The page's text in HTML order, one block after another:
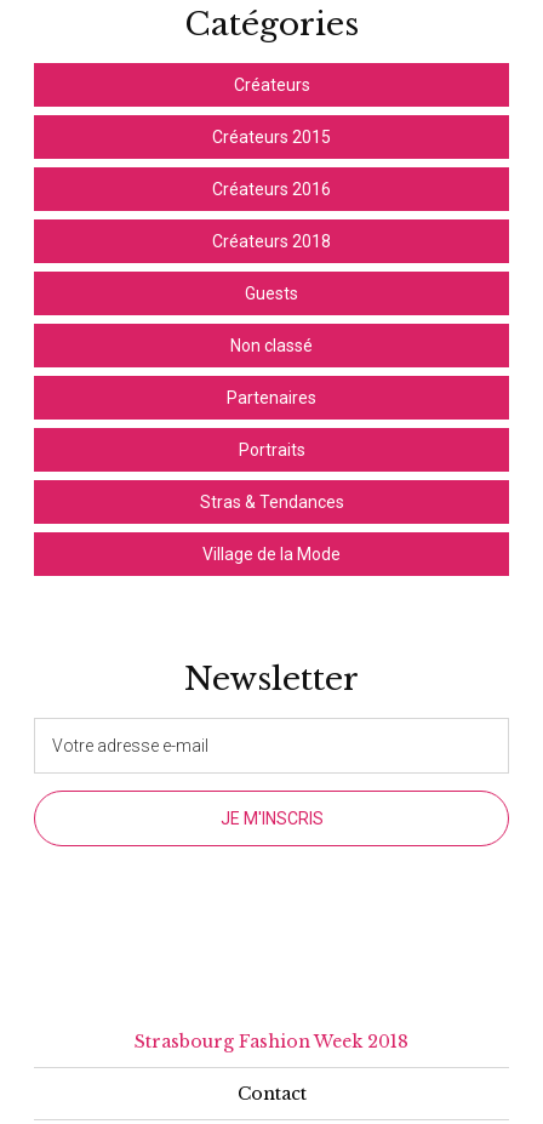
Catégories
Créateurs
Créateurs 2015
Créateurs 2016
Créateurs 2018
Guests
Non classé
Partenaires
Portraits
Stras & Tendances
Village de la Mode
Newsletter
Strasbourg Fashion Week 2018
Contact